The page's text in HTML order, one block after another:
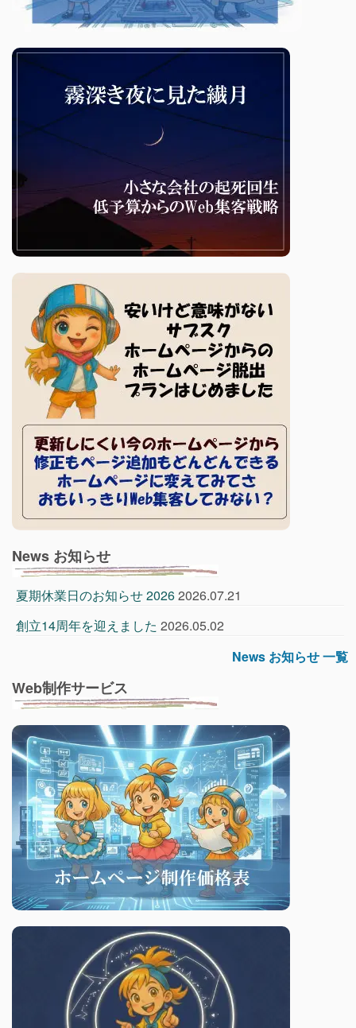
News お知らせ
夏期休業日のお知らせ 20262026.07.21
創立14周年を迎えました 2026.05.02
News お知らせ 一覧
Web制作サービス